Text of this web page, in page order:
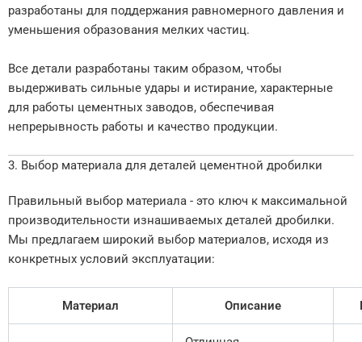
разработаны для поддержания равномерного давления и
уменьшения образования мелких частиц.
Все детали разработаны таким образом, чтобы
выдерживать сильные удары и истирание, характерные
для работы цементных заводов, обеспечивая
непрерывность работы и качество продукции.
3. Выбор материала для деталей цементной дробилки
Правильный выбор материала - это ключ к максимальной
производительности изнашиваемых деталей дробилки.
Мы предлагаем широкий выбор материалов, исходя из
конкретных условий эксплуатации:
Материал Описание